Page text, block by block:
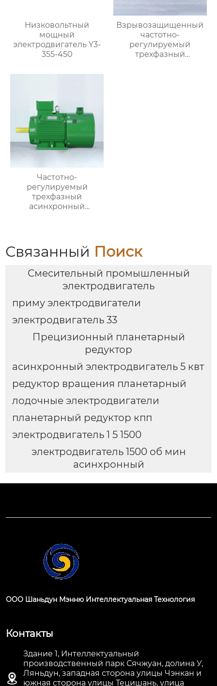
Низковольтный
мощный
электродвигатель Y3-
355-450
Взрывозащищенный
частотно-
регулируемый
трехфазный
Частотно-
регулируемый
трехфазный
асинхронный
Связанный Поиск
Смесительный промышленный
электродвигатель
приму электродвигатели
электродвигатель 33
Прецизионный планетарный
редуктор
асинхронный электродвигатель 5 квт
редуктор вращения планетарный
лодочные электродвигатели
планетарный редуктор кпп
электродвигатель 1 5 1500
электродвигатель 1500 об мин
асинхронный
ООО Шаньдун Мэнню Интеллектуальная Технология
Контакты

Здание 1, Интеллектуальный
производственный парк Сячжуан, долина У,
Ляньдун, западная сторона улицы Чэнкан и
южная сторона улицы Тецишань, улица